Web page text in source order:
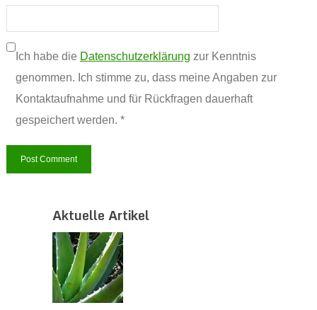
Ich habe die Datenschutzerklärung zur Kenntnis
genommen. Ich stimme zu, dass meine Angaben zur
Kontaktaufnahme und für Rückfragen dauerhaft
gespeichert werden. *
Aktuelle Artikel